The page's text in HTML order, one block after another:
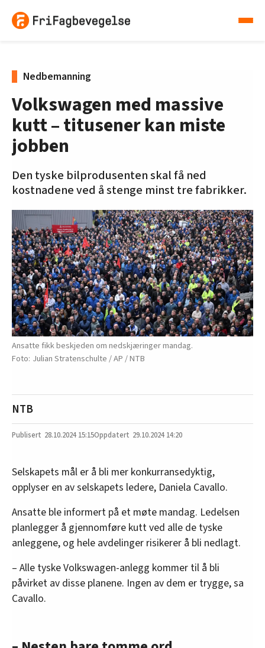
Nedbemanning
Volkswagen med massive
kutt – titusener kan miste
jobben
Den tyske bilprodusenten skal få ned
kostnadene ved å stenge minst tre fabrikker.
Ansatte fikk beskjeden om nedskjæringer mandag.
Julian Stratenschulte / AP / NTB
NTB
28.10.2024 15:15 29.10.2024 14:20
Selskapets mål er å bli mer konkurransedyktig,
opplyser en av selskapets ledere, Daniela Cavallo.
Ansatte ble informert på et møte mandag. Ledelsen
planlegger å gjennomføre kutt ved alle de tyske
anleggene, og hele avdelinger risikerer å bli nedlagt.
– Alle tyske Volkswagen-anlegg kommer til å bli
påvirket av disse planene. Ingen av dem er trygge, sa
Cavallo.